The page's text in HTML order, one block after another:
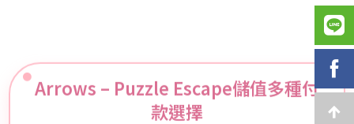
Arrows – Puzzle Escape儲值多種付
款選擇